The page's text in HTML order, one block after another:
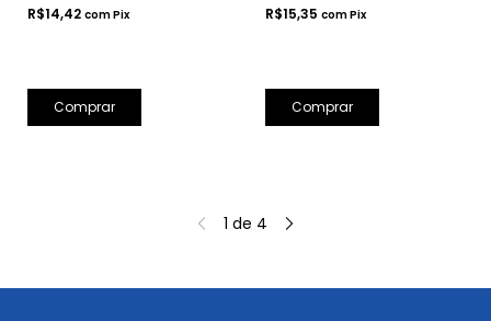
R$14,42 comPix R$15,35 comPix
Comprar
1 de 4